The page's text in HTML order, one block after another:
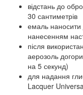
відстань до
30 сантиметрів
емаль
нанесенням
після
аерозоль
на 5 секунд)
для надання
Lacquer